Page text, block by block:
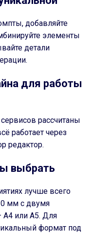
добавляйте
элементы
детали
для работы
рассчитаны
работает через
редактор.
выбрать
лучше всего
мм с двумя
A4 или A5. Для
формат под